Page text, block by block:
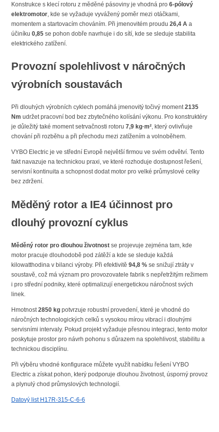
Konstrukce s klecí rotoru z měděné pásoviny je vhodná pro 6-pólový
elektromotor , kde se vyžaduje vyvážený poměr mezi otáčkami,
momentem a startovacím chováním. Při jmenovitém proudu 26,4 A a
účiníku 0,85 se pohon dobře navrhuje i do sítí, kde se sleduje stabilita
elektrického zatížení.
Provozní spolehlivost v náročných
výrobních soustavách
Při dlouhých výrobních cyklech pomáhá jmenovitý točivý moment2135
Nm udržet pracovní bod bez zbytečného kolísání výkonu. Pro konstruktéry
je důležitý také moment setrvačnosti rotoru 7,9 kg·m², který ovlivňuje
chování při rozběhu a při přechodu mezi zatížením a volnoběhem.
VYBO Electric je ve střední Evropě největší firmou ve svém odvětví. Tento
fakt navazuje na technickou praxi, ve které rozhoduje dostupnost řešení,
servisní kontinuita a schopnost dodat motor pro velké průmyslové celky
bez zdržení.
Měděný rotor a IE4 účinnost pro
dlouhý provozní cyklus
Měděný rotor pro dlouhou životnost se projevuje zejména tam, kde
motor pracuje dlouhodobě pod zátěží a kde se sleduje každá
kilowatthodina v bilanci výroby. Při efektivitě 94,8 % se snižují ztráty v
soustavě, což má význam pro provozovatele fabrik s nepřetržitým režimem
i pro střední podniky, které optimalizují energetickou náročnost svých
linek.
Hmotnost 2850 kg potvrzuje robustní provedení, které je vhodné do
náročných technologických celků s vysokou mírou vibrací i dlouhými
servisními intervaly. Pokud projekt vyžaduje přesnou integraci, tento motor
poskytuje prostor pro návrh pohonu s důrazem na spolehlivost, stabilitu a
technickou disciplínu.
Při výběru vhodné konfigurace můžete využít nabídku řešení VYBO
Electric a získat pohon, který podporuje dlouhou životnost, úsporný provoz
a plynulý chod průmyslových technologií.
Datový list H17R-315-C-6-6